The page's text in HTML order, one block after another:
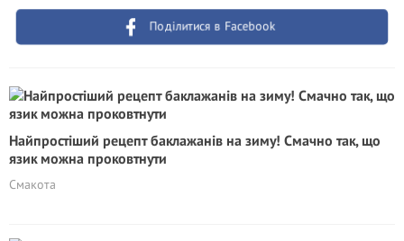
Поділитися в Facebook
Найпростіший рецепт баклажанів на зиму! Смачно так, що
язик можна проковтнути
Смакота